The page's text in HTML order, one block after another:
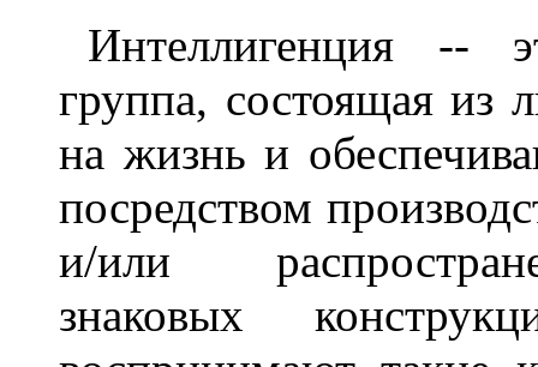
Интеллигенция --
группа, состоящая из
на жизнь и
посредством
и/или
знаковых